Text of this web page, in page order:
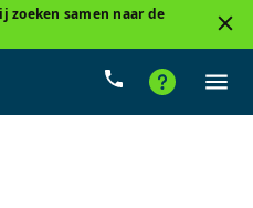
zoeken samen naar de
Cardoenprijs